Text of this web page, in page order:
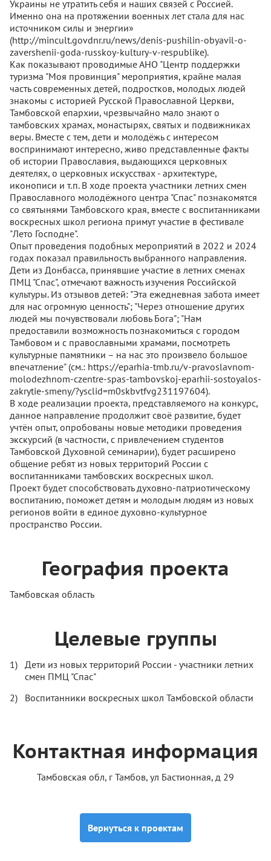
Украины не утратить себя и наших связей с Россией.
Именно она на протяжении военных лет стала для нас
источником силы и энергии»
(http://mincult.govdnr.ru/news/denis-pushilin-obyavil-o-
zavershenii-goda-russkoy-kultury-v-respublike).
Как показывают проводимые АНО "Центр поддержки
туризма "Моя провинция" мероприятия, крайне малая
часть современных детей, подростков, молодых людей
знакомы с историей Русской Православной Церкви,
Тамбовской епархии, чрезвычайно мало знают о
тамбовских храмах, монастырях, святых и подвижниках
веры. Вместе с тем, дети и молодёжь с интересом
воспринимают интересно, живо представленные факты
об истории Православия, выдающихся церковных
деятелях, о церковных искусствах - архитектуре,
иконописи и т.п. В ходе проекта участники летних смен
Православного молодёжного центра "Спас" познакомятся
со святынями Тамбовского края, вместе с воспитанниками
воскресных школ региона примут участие в фестивале
"Лето Господне".
Опыт проведения подобных мероприятий в 2022 и 2024
годах показал правильность выбранного направления.
Дети из Донбасса, принявшие участие в летних сменах
ПМЦ "Спас", отмечают важность изучения Российской
культуры. Из отзывов детей: "Эта ежедневная забота имеет
для нас огромную ценность"; "Через отношение других
людей мы почувствовали любовь Бога"; "Нам
предоставили возможность познакомиться с городом
Тамбовом и с православными храмами, посмотреть
культурные памятники – на нас это произвело большое
впечатление" (см.: https://eparhia-tmb.ru/v-pravoslavnom-
molodezhnom-czentre-spas-tambovskoj-eparhii-sostoyalos-
zakrytie-smeny/?ysclid=m0skbvtfvg231197604).
В ходе реализации проекта, представляемого на конкурс,
данное направление продолжит своё развитие, будет
учтён опыт, опробованы новые методики проведения
экскурсий (в частности, с привлечением студентов
Тамбовской Духовной семинарии), будет расширено
общение ребят из новых территорий России с
воспитанниками тамбовских воскресных школ.
Проект будет способствовать духовно-патриотическому
воспитанию, поможет детям и молодым людям из новых
регионов войти в единое духовно-культурное
пространство России.
География проекта
Тамбовская область
Целевые группы
Дети из новых территорий России - участники летних
смен ПМЦ "Спас"
Воспитанники воскресных школ Тамбовской области
Контактная информация
Тамбовская обл, г Тамбов, ул Бастионная, д 29
Вернуться к проектам